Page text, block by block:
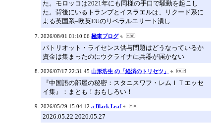
た。モロッコは2021年にも同様の手口で騒動を起こし
た。背後にいるトランプとイスラエルは、リクード系に
よる英国系=欧英EUのリベラルエリート潰し
2026/08/01 01:10:06 極東ブログ
パトリオット・ライセンス供与問題はどうなっているか
資金は集まったのにウクライナに兵器が届かない
2026/07/17 22:31:45 山形浩生 の「経済のトリセツ」
『中国語の部屋の秘密：スタニスワフ・レムＩＴエッセ
イ集』：まとも！おもしろい！
2026/05/29 15:04:12 a Black Leaf
2026.05.22 2026.05.27